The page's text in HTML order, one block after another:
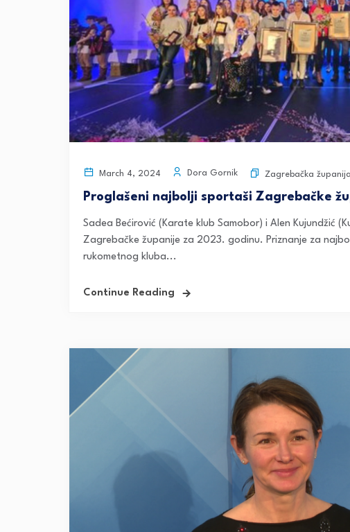
March 4, 2024 Dora Gornik Zagrebačka županija
Proglašeni najbolji sportaši Zagrebačke
Sadea Bećirović (Karate klub Samobor) i Alen Kujundžić
Zagrebačke županije za 2023. godinu. Priznanje za
rukometnog kluba...
Continue Reading